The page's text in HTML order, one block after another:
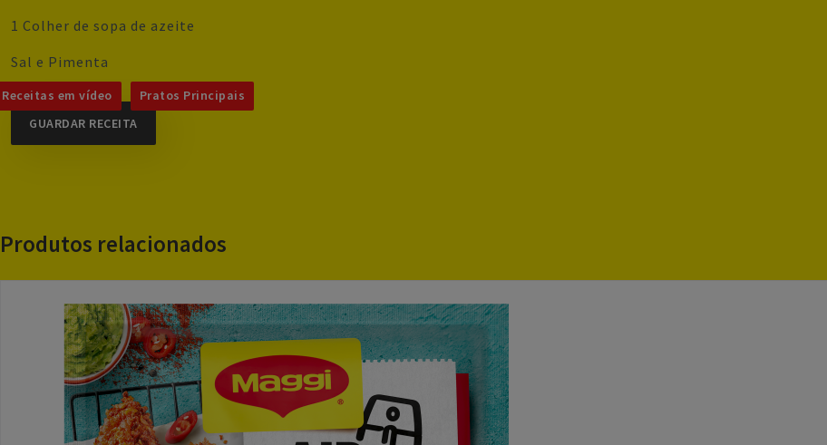
1 Colher de sopa de azeite
Sal e Pimenta
GUARDAR RECEITA
Receitas em vídeo Pratos Principais
Produtos relacionados